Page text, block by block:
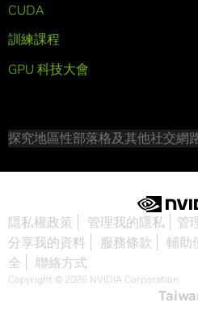
CUDA
訓練課程
GPU 科技大會
探究地區性部落格及其他社交網
隱私權政策 管理我的隱私 管
分享我的資料
服務條款 輔助
全
聯絡方式
Copyright © 2026 NVIDIA Corporation